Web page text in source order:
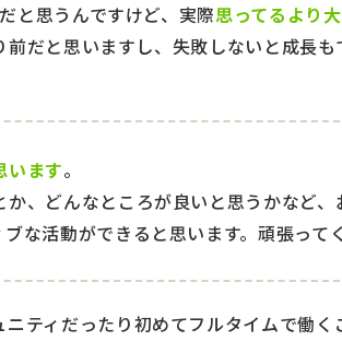
と思うんですけど、実際思ってるより
だと思いますし、失敗しないと成長
います。
、どんなところが良いと思うかなど
な活動ができると思います。頑張って
ティだったり初めてフルタイムで働